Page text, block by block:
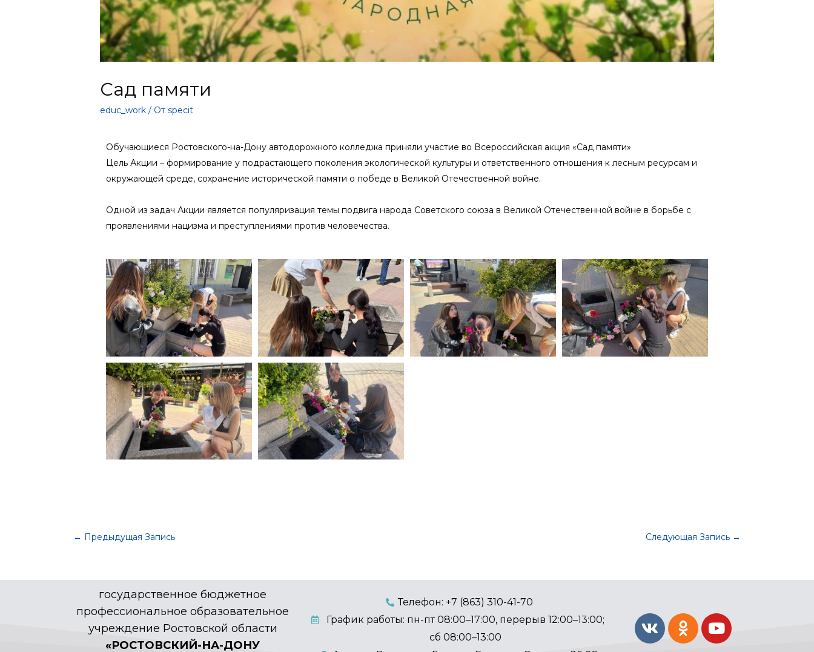
Сад памяти
educ_work / От specit
Обучающиеся Ростовского-на-Дону автодорожного колледжа приняли участие во Всероссийская акция «Сад памяти»
Цель Акции – формирование у подрастающего поколения экологической культуры и ответственного отношения к лесным ресурсам и
окружающей среде, сохранение исторической памяти о победе в Великой Отечественной войне.
Одной из задач Акции является популяризация темы подвига народа Советского союза в Великой Отечественной войне в борьбе с
проявлениями нацизма и преступлениями против человечества.
← Предыдущая Запись Следующая Запись →
государственное бюджетное
профессиональное образовательное
учреждение Ростовской области
«РОСТОВСКИЙ-НА-ДОНУ
Телефон: +7 (863) 310-41-70
График работы: пн-пт 08:00–17:00, перерыв 12:00–13:00;
сб 08:00–13:00